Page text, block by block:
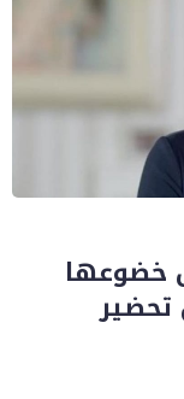
خضوعها
تحضير